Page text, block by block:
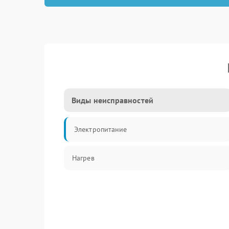
Виды неисправностей
Электропитание
Нагрев